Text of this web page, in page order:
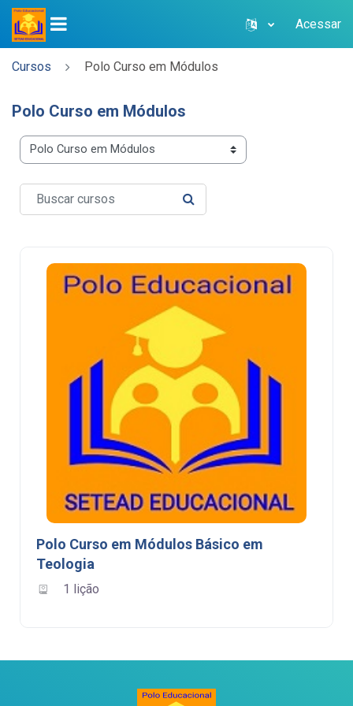
Acessar
Cursos Polo Curso em Módulos
Polo Curso em Módulos
Categorias de Cursos
Buscar cursos
BUSCAR CURSOS
Polo Curso em Módulos Básico em
Teologia
1 lição